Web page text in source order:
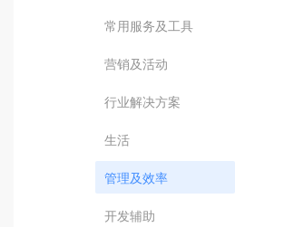
常用服务及工具
营销及活动
行业解决方案
生活
管理及效率
开发辅助